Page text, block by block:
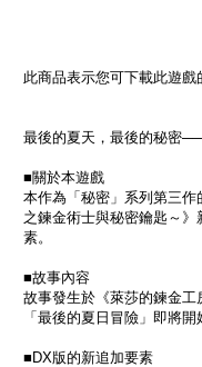
此商品表示您可下載此遊
最後的夏天，最後的秘密──
■關於本遊戲
本作為「秘密」系列第三
之鍊金術士與秘密鑰匙～
素。
■故事內容
故事發生於《萊莎的鍊金
「最後的夏日冒險」即將開
■DX版的新追加要素